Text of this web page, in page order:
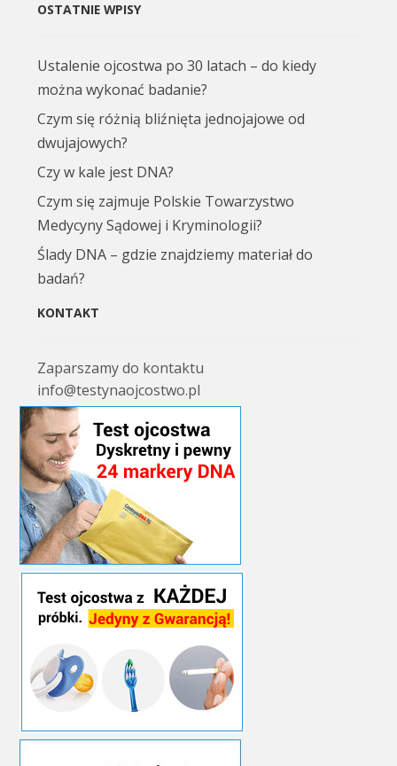
OSTATNIE WPISY
Ustalenie ojcostwa po 30 latach – do kiedy
można wykonać badanie?
Czym się różnią bliźnięta jednojajowe od
dwujajowych?
Czy w kale jest DNA?
Czym się zajmuje Polskie Towarzystwo
Medycyny Sądowej i Kryminologii?
Ślady DNA – gdzie znajdziemy materiał do
badań?
KONTAKT
Zaparszamy do kontaktu
info@testynaojcostwo.pl